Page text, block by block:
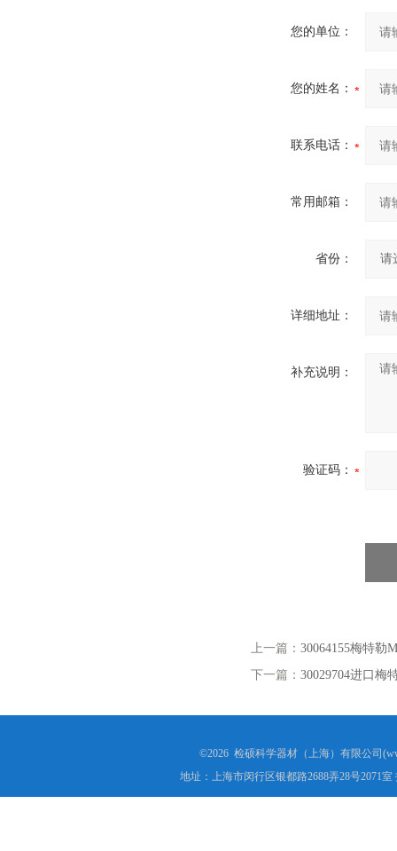
您的单位：
您的姓名：
联系电话：
常用邮箱：
省份：
详细地址：
补充说明：
验证码：
上一篇： 30064155梅特勒
下一篇： 30029704进口梅
©2026 检硕科学器材（上海）有限公司
地址：上海市闵行区银都路2688弄28号2071室